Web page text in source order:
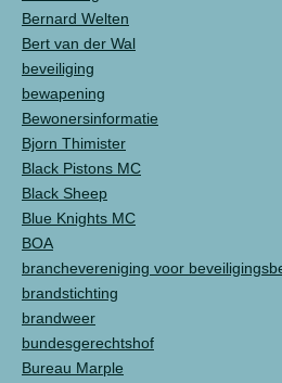
Bernard Welten
Bert van der Wal
beveiliging
bewapening
Bewonersinformatie
Bjorn Thimister
Black Pistons MC
Black Sheep
Blue Knights MC
BOA
branchevereniging voor
brandstichting
brandweer
bundesgerechtshof
Bureau Marple